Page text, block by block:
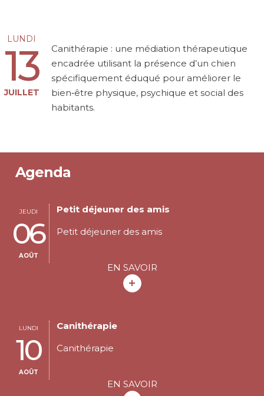
LUNDI
13
JUILLET
Canithérapie : une médiation thérapeutique
encadrée utilisant la présence d’un chien
spécifiquement éduqué pour améliorer le
bien‑être physique, psychique et social des
habitants.
Agenda
JEUDI
06
AOÛT
Petit déjeuner des amis
Petit déjeuner des amis
EN SAVOIR
LUNDI
10
AOÛT
Canithérapie
Canithérapie
EN SAVOIR